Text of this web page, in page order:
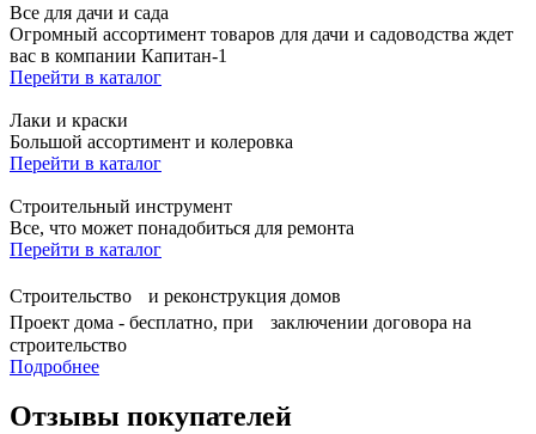
Все для дачи и сада
Огромный ассортимент товаров для дачи и садоводства ждет
вас в компании Капитан-1
Перейти в каталог
Лаки и краски
Большой ассортимент и колеровка
Перейти в каталог
Строительный инструмент
Все, что может понадобиться для ремонта
Перейти в каталог
Строительство и реконструкция домов
Проект дома - бесплатно, при заключении договора на
строительство
Подробнее
Отзывы покупателей